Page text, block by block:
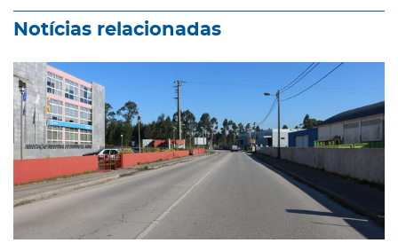
Notícias relacionadas